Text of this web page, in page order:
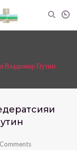
Владимир Путин